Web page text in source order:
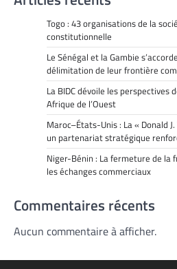
Togo : 43 organisations de la
constitutionnelle
Le Sénégal et la Gambie
délimitation de leur frontière
La BIDC dévoile les perspectives
Afrique de l’Ouest
Maroc–États-Unis : La « Donald
un partenariat stratégique
Niger-Bénin : La fermeture de la
les échanges commerciaux
Commentaires récents
Aucun commentaire à afficher.